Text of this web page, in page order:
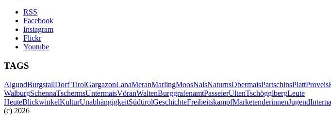
RSS
Facebook
Instagram
Flickr
Youtube
TAGS
AlgundBurgstallDorf TirolGargazonLanaMeranMarlingMoosNalsNaturnsObermaisPartschinsPlattProveis
WalburgSchennaTschermsUntermaisVöranWaltenBurggrafenamtPasseierUltenTschögglbergLeute
HeuteBlickwinkelKulturUnabhängigkeitSüdtirolGeschichteFreiheitskampfMarketenderinnenJugend
(c) 2026